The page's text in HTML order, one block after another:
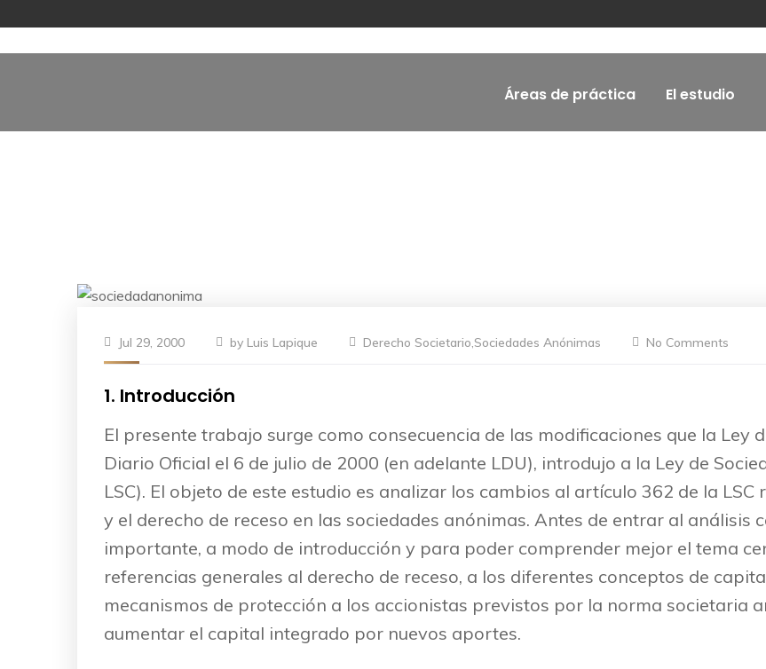
Áreas de práctica El estudio
Jul 29, 2000 by Luis Lapique Derecho Societario,Sociedades Anónimas No Comments
1. Introducción
El presente trabajo surge como consecuencia de las modificaciones que la Ley
Diario Oficial el 6 de julio de 2000 (en adelante LDU), introdujo a la Ley de
LSC). El objeto de este estudio es analizar los cambios al artículo 362 de la
y el derecho de receso en las sociedades anónimas. Antes de entrar al análisis
importante, a modo de introducción y para poder comprender mejor el tema
referencias generales al derecho de receso, a los diferentes conceptos de
mecanismos de protección a los accionistas previstos por la norma societaria
aumentar el capital integrado por nuevos aportes.